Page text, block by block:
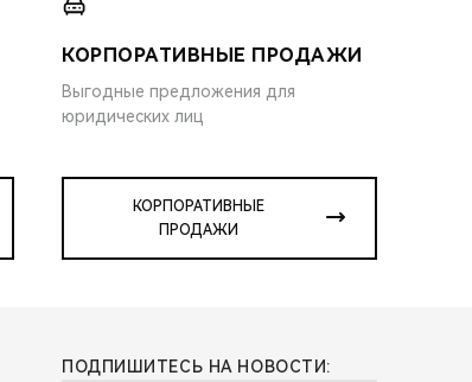
КОРПОРАТИВНЫЕ ПРОДАЖИ
Выгодные предложения для
юридических лиц
КОРПОРАТИВНЫЕ
ПРОДАЖИ
ПОДПИШИТЕСЬ НА НОВОСТИ: